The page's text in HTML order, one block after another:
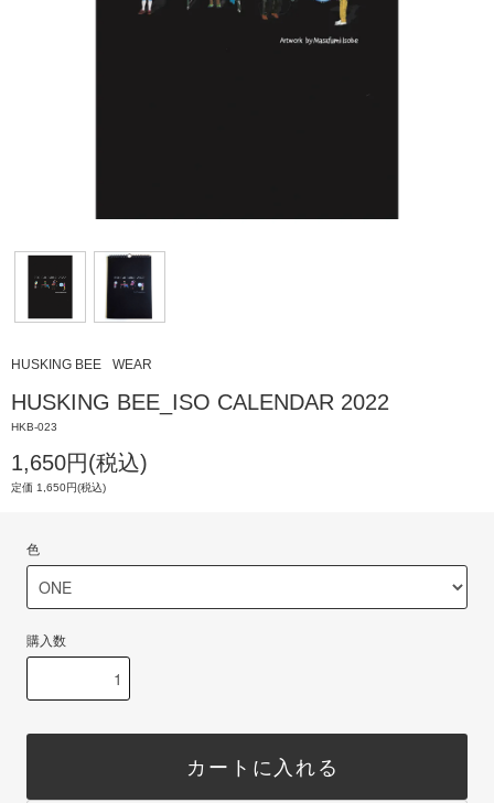
HUSKING BEE WEAR
HUSKING BEE_ISO CALENDAR 2022
HKB-023
1,650円(税込)
定価 1,650円(税込)
色
購入数
カートに入れる